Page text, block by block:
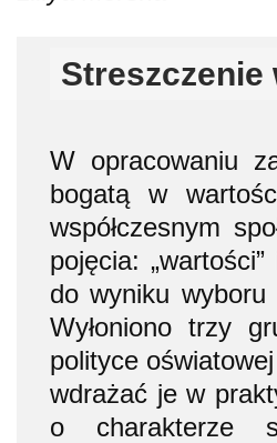
W opracowaniu
bogatą w
współczesnym
pojęcia:
do wyniku
Wyłoniono trzy
polityce
wdrażać je w
o charakterze